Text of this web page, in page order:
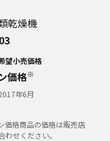
乾燥機
望小売価格
価格※
年6月
価格商品の価格は販売店
わせください。